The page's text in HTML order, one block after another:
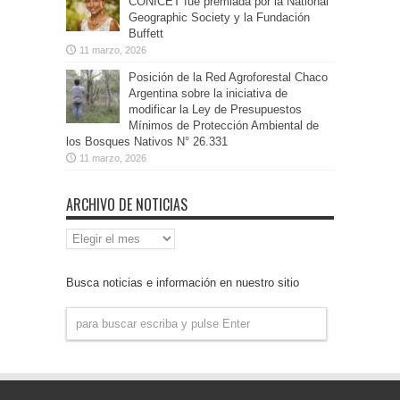
Geographic Society y la Fundación
Buffett
11 marzo, 2026
Posición de la Red Agroforestal Chaco
Argentina sobre la iniciativa de
modificar la Ley de Presupuestos
Mínimos de Protección Ambiental de
los Bosques Nativos N° 26.331
11 marzo, 2026
ARCHIVO DE NOTICIAS
Archivo
de
Busca noticias e información en nuestro sitio